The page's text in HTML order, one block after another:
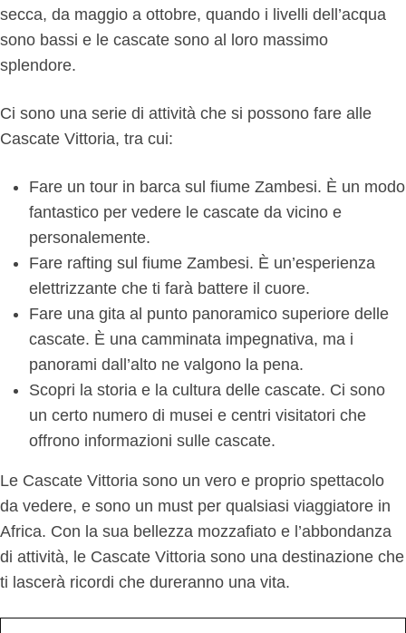
secca, da maggio a ottobre, quando i livelli dell’acqua
sono bassi e le cascate sono al loro massimo
splendore.
Ci sono una serie di attività che si possono fare alle
Cascate Vittoria, tra cui:
Fare un tour in barca sul fiume Zambesi. È un modo
fantastico per vedere le cascate da vicino e
personalemente.
Fare rafting sul fiume Zambesi. È un’esperienza
elettrizzante che ti farà battere il cuore.
Fare una gita al punto panoramico superiore delle
cascate. È una camminata impegnativa, ma i
panorami dall’alto ne valgono la pena.
Scopri la storia e la cultura delle cascate. Ci sono
un certo numero di musei e centri visitatori che
offrono informazioni sulle cascate.
Le Cascate Vittoria sono un vero e proprio spettacolo
da vedere, e sono un must per qualsiasi viaggiatore in
Africa. Con la sua bellezza mozzafiato e l’abbondanza
di attività, le Cascate Vittoria sono una destinazione che
ti lascerà ricordi che dureranno una vita.